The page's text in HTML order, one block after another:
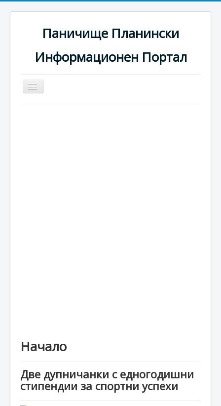
Паничище Планински
Информационен Портал
Превключи
навигация
Начало
Две дупничанки с едногодишни
стипендии за спортни успехи